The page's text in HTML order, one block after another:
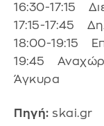
16:30-17:15
17:15-17:45
18:00-19:15
19:45
Άγκυρα
Πηγή: skai.gr